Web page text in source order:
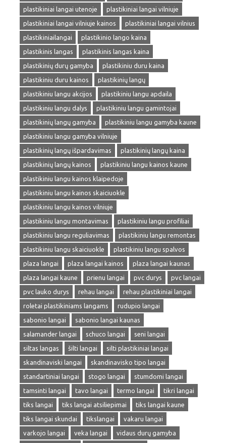
plastikiniai langai utenoje
plastikiniai langai vilniuje
plastikiniai langai vilniuje kainos
plastikiniai langai vilnius
plastikiniailangai
plastikinio lango kaina
plastikinis langas
plastikinis langas kaina
plastikinių durų gamyba
plastikiniu duru kaina
plastikiniu duru kainos
plastikinių langų
plastikiniu langu akcijos
plastikiniu langu apdaila
plastikiniu langu dalys
plastikiniu langu gamintojai
plastikinių langų gamyba
plastikiniu langu gamyba kaune
plastikiniu langu gamyba vilniuje
plastikinių langų išpardavimas
plastikinių langų kaina
plastikinių langų kainos
plastikiniu langu kainos kaune
plastikiniu langu kainos klaipedoje
plastikiniu langu kainos skaiciuokle
plastikiniu langu kainos vilniuje
plastikiniu langu montavimas
plastikiniu langu profiliai
plastikiniu langu reguliavimas
plastikiniu langu remontas
plastikiniu langu skaiciuokle
plastikiniu langu spalvos
plaza langai
plaza langai kainos
plaza langai kaunas
plaza langai kaune
prienu langai pvc durys
pvc langai
pvc lauko durys
rehau langai
rehau plastikiniai langai
roletai plastikiniams langams
rudupio langai
sabonio langai
sabonio langai kaunas
salamander langai
schuco langai
seni langai
siltas langas
šilti langai
silti plastikiniai langai
skandinaviski langai
skandinavisko tipo langai
standartiniai langai
stogo langai
stumdomi langai
tamsinti langai
tavo langai termo langai
tikri langai
tiks langai
tiks langai atsiliepimai
tiks langai kaune
tiks langai skundai
tikslangai
vakaru langai
varkojo langai
veka langai
vidaus durų gamyba